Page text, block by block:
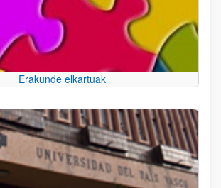
Erakunde elkartuak